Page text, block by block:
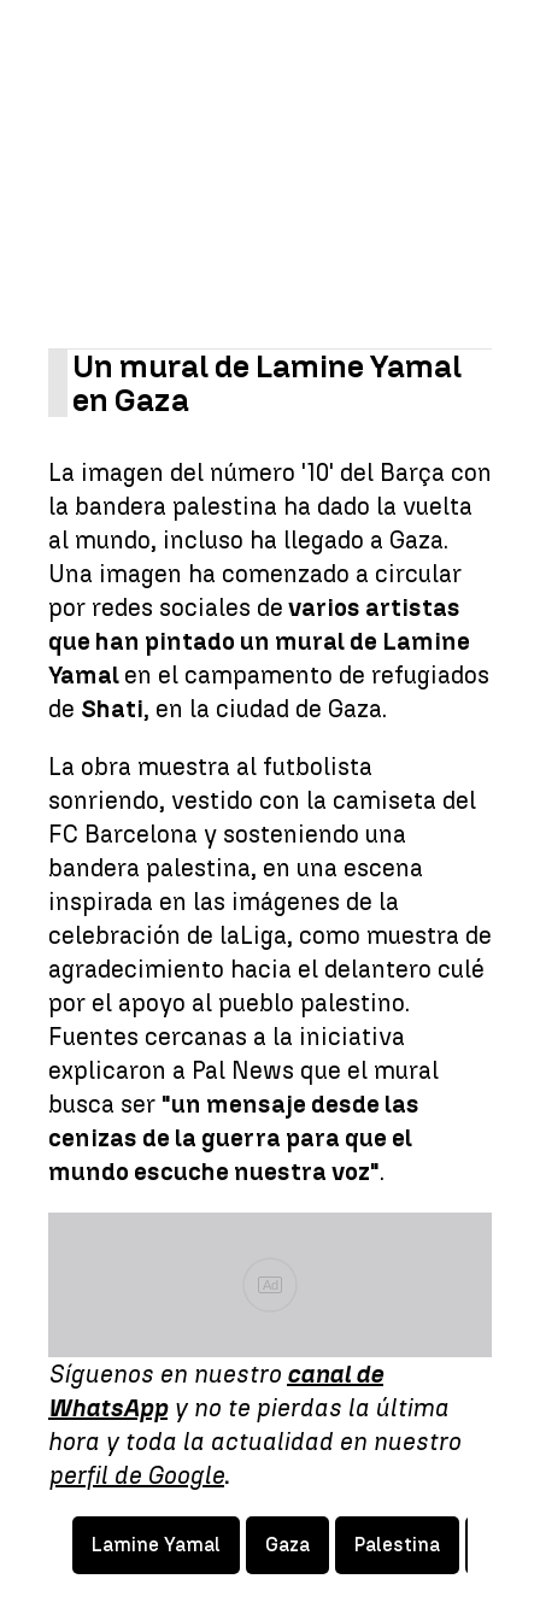
Un mural de Lamine Yamal
en Gaza
La imagen del número '10' del Barça con
la bandera palestina ha dado la vuelta
al mundo, incluso ha llegado a Gaza.
Una imagen ha comenzado a circular
por redes sociales de varios artistas
que han pintado un mural de Lamine
Yamal en el campamento de refugiados
de Shati, en la ciudad de Gaza.
La obra muestra al futbolista
sonriendo, vestido con la camiseta del
FC Barcelona y sosteniendo una
bandera palestina, en una escena
inspirada en las imágenes de la
celebración de laLiga, como muestra de
agradecimiento hacia el delantero culé
por el apoyo al pueblo palestino.
Fuentes cercanas a la iniciativa
explicaron a Pal News que el mural
busca ser "un mensaje desde las
cenizas de la guerra para que el
mundo escuche nuestra voz".
Ad
Síguenos en nuestro canal de
WhatsAppy no te pierdas la última
hora y toda la actualidad en nuestro
perfil de Google.
Lamine Yamal Gaza Palestina